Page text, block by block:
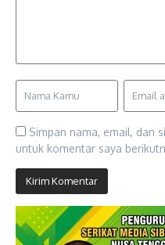
Simpan nama, email, dan
untuk komentar saya